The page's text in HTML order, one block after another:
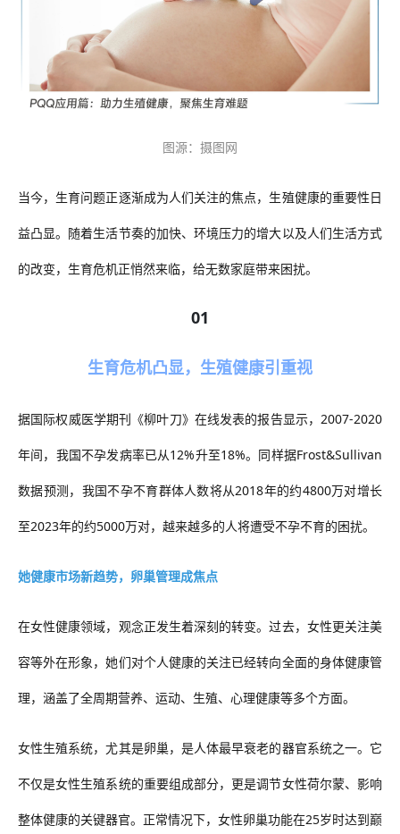
图源：摄图网
当今，生育问题正逐渐成为人们关注的焦点，生殖健康的重要性日
益凸显。随着生活节奏的加快、环境压力的增大以及人们生活方式
的改变，生育危机正悄然来临，给无数家庭带来困扰。
01
生育危机凸显，生殖健康引重视
据国际权威医学期刊《柳叶刀》在线发表的报告显示， 2007-2020
年间，我国不孕发病率已从12%升至18%。同样据Frost&Sullivan
数据预测，我国不孕不育群体人数将从2018年的约4800万对增长
至2023年的约5000万对，越来越多的人将遭受不孕不育的困扰。
她健康市场新趋势，卵巢管理成焦点
在女性健康领域，观念正发生着深刻的转变。过去，女性更关注美
容等外在形象，她们对个人健康的关注已经转向全面的身体健康管
理，涵盖了全周期营养、运动、生殖、心理健康等多个方面。
女性生殖系统，尤其是卵巢，是人体最早衰老的器官系统之一。它
不仅是女性生殖系统的重要组成部分，更是调节女性荷尔蒙、影响
整体健康的关键器官。正常情况下，女性卵巢功能在25岁时达到巅